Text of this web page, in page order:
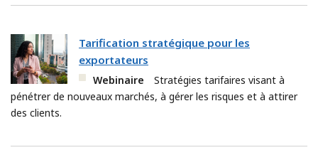
Tarification stratégique pour les
exportateurs
Webinaire
Stratégies tarifaires visant à
pénétrer de nouveaux marchés, à gérer les risques et à attirer
des clients.